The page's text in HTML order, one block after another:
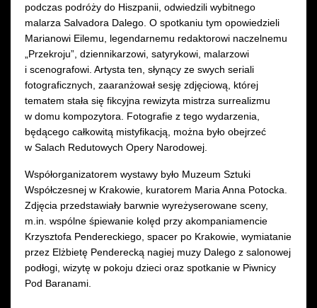
podczas podróży do Hiszpanii, odwiedzili wybitnego
malarza Salvadora Dalego. O spotkaniu tym opowiedzieli
Marianowi Eilemu, legendarnemu redaktorowi naczelnemu
„Przekroju”, dziennikarzowi, satyrykowi, malarzowi
i scenografowi. Artysta ten, słynący ze swych seriali
fotograficznych, zaaranżował sesję zdjęciową, której
tematem stała się fikcyjna rewizyta mistrza surrealizmu
w domu kompozytora. Fotografie z tego wydarzenia,
będącego całkowitą mistyfikacją, można było obejrzeć
w Salach Redutowych Opery Narodowej.
Współorganizatorem wystawy było Muzeum Sztuki
Współczesnej w Krakowie, kuratorem Maria Anna Potocka.
Zdjęcia przedstawiały barwnie wyreżyserowane sceny,
m.in. wspólne śpiewanie kolęd przy akompaniamencie
Krzysztofa Pendereckiego, spacer po Krakowie, wymiatanie
przez Elżbietę Penderecką nagiej muzy Dalego z salonowej
podłogi, wizytę w pokoju dzieci oraz spotkanie w Piwnicy
Pod Baranami.